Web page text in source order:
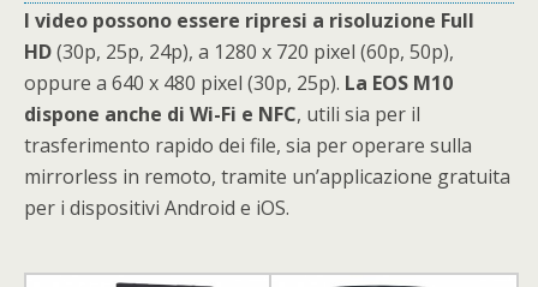
I video possono essere ripresi a risoluzione Full
HD(30p, 25p, 24p), a 1280 x 720 pixel (60p, 50p),
oppure a 640 x 480 pixel (30p, 25p). La EOS M10
dispone anche di Wi-Fi e NFC, utili sia per il
trasferimento rapido dei file, sia per operare sulla
mirrorless in remoto, tramite un’applicazione gratuita
per i dispositivi Android e iOS.